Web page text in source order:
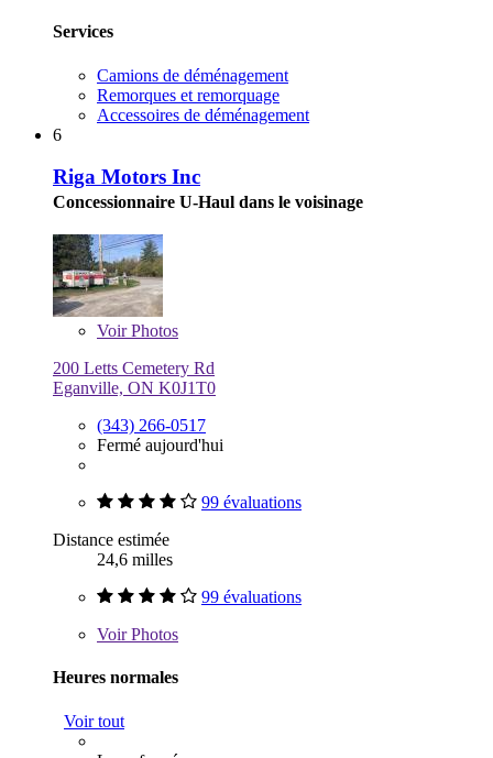
Services
Camions de déménagement
Remorques et remorquage
Accessoires de déménagement
6
Riga Motors Inc
Concessionnaire U-Haul dans le voisinage
VoirPhotos
200 Letts Cemetery Rd
Eganville, ON K0J1T0
(343) 266-0517
Fermé aujourd'hui
99 évaluations
Distance estimée
24,6 milles
99 évaluations
VoirPhotos
Heures normales
Voir tout